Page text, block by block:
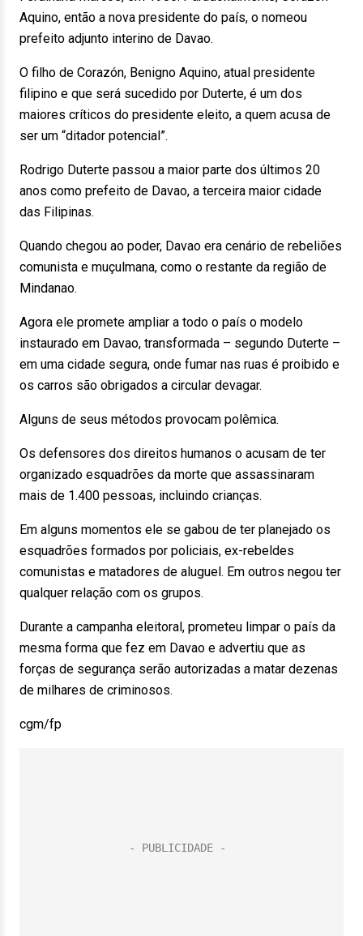
Aquino, então a nova presidente do país, o nomeou
prefeito adjunto interino de Davao.
O filho de Corazón, Benigno Aquino, atual presidente
filipino e que será sucedido por Duterte, é um dos
maiores críticos do presidente eleito, a quem acusa de
ser um “ditador potencial”.
Rodrigo Duterte passou a maior parte dos últimos 20
anos como prefeito de Davao, a terceira maior cidade
das Filipinas.
Quando chegou ao poder, Davao era cenário de rebeliões
comunista e muçulmana, como o restante da região de
Mindanao.
Agora ele promete ampliar a todo o país o modelo
instaurado em Davao, transformada – segundo Duterte –
em uma cidade segura, onde fumar nas ruas é proibido e
os carros são obrigados a circular devagar.
Alguns de seus métodos provocam polêmica.
Os defensores dos direitos humanos o acusam de ter
organizado esquadrões da morte que assassinaram
mais de 1.400 pessoas, incluindo crianças.
Em alguns momentos ele se gabou de ter planejado os
esquadrões formados por policiais, ex-rebeldes
comunistas e matadores de aluguel. Em outros negou ter
qualquer relação com os grupos.
Durante a campanha eleitoral, prometeu limpar o país da
mesma forma que fez em Davao e advertiu que as
forças de segurança serão autorizadas a matar dezenas
de milhares de criminosos.
cgm/fp